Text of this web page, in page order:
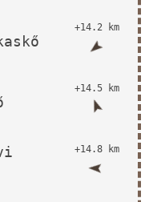
+14.2 km
+14.5 km
+14.8 km